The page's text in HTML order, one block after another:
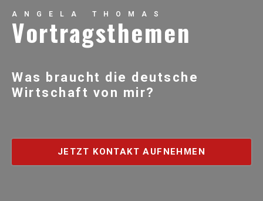
ANGELA THOMAS
Vortragsthemen
Was braucht die deutsche
Wirtschaft von mir?
JETZT KONTAKT AUFNEHMEN